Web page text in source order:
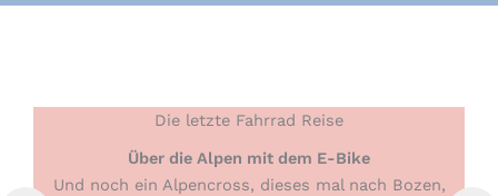
Die letzte Fahrrad Reise
Über die Alpen mit dem E-Bike
Und noch ein Alpencross, dieses mal nach Bozen,